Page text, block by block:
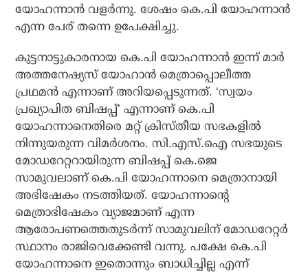
യോഹന്നാന്‍ വളര്‍ന്നു. ശേഷം കെ.പി യോഹന്നാന്‍
എന്ന പേര് തന്നെ ഉപേക്ഷിച്ചു.
കുട്ടനാട്ടുകാരനായ കെ.പി യോഹന്നാന്‍ ഇന്ന് മാര്‍
അത്തനേഷ്യസ് യോഹാന്‍ മെത്രാപ്പൊലീത്ത
പ്രഥമന്‍ എന്നാണ് അറിയപ്പെടുന്നത്. ‘സ്വയം
പ്രഖ്യാപിത ബിഷപ്പ്’ എന്നാണ് കെ.പി
യോഹന്നാനെതിരെ മറ്റ് ക്രിസ്തീയ സഭകളില്‍
നിന്നുയരുന്ന വിമര്‍ശനം. സി.എസ്.ഐ സഭയുടെ
മോഡറേറ്ററായിരുന്ന ബിഷപ്പ് കെ.ജെ
സാമുവലാണ് കെ.പി യോഹന്നാനെ മെത്രാനായി
അഭിഷേകം നടത്തിയത്. യോഹന്നാന്റെ
മെത്രാഭിഷേകം വ്യാജമാണ് എന്ന
ആരോപണത്തെതുടര്‍ന്ന് സാമുവലിന് മോഡറേറ്റര്‍
സ്ഥാനം രാജിവെക്കേണ്ടി വന്നു. പക്ഷേ കെ.പി
യോഹന്നാനെ ഇതൊന്നും ബാധിച്ചില്ല എന്ന്